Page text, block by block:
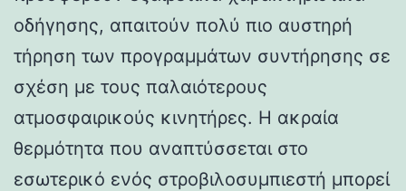
οδήγησης, απαιτούν πολύ πιο αυστηρή
τήρηση των προγραμμάτων συντήρησης σε
σχέση με τους παλαιότερους
ατμοσφαιρικούς κινητήρες. Η ακραία
θερμότητα που αναπτύσσεται στο
εσωτερικό ενός στροβιλοσυμπιεστή μπορεί